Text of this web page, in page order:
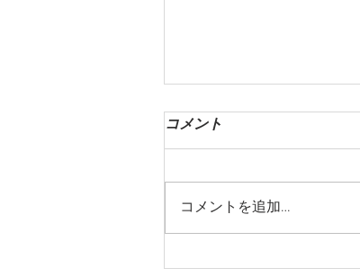
コメント
コメントを追加…